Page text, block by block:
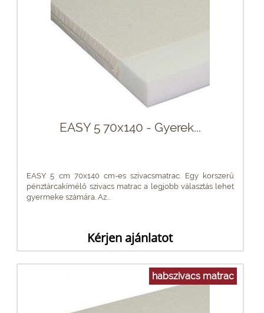
EASY 5 70x140 - Gyerek...
EASY 5 cm 70x140 cm-es szivacsmatrac. Egy korszerű
pénztárcakímélő szivacs matrac a legjobb választás lehet
gyermeke számára. Az...
Kérjen ajánlatot
habszivacs matrac